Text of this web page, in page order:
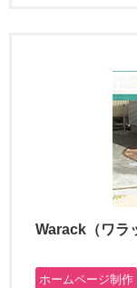
Warack（ワ
ホームページ制作